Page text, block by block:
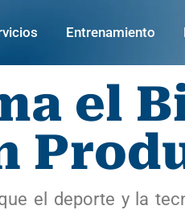
Entrenamiento
el
el deporte y la